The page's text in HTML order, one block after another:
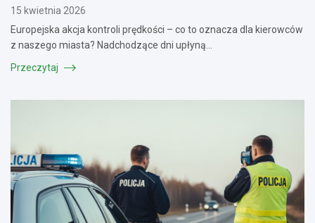
15 kwietnia 2026
Europejska akcja kontroli prędkości – co to oznacza dla kierowców
z naszego miasta? Nadchodzące dni upłyną…
Przeczytaj